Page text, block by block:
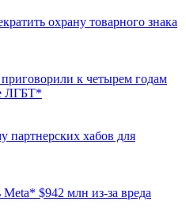
охрану товарного знака
к четырем годам
ЛГБТ*
партнерских хабов для
$942 млн из-за вреда